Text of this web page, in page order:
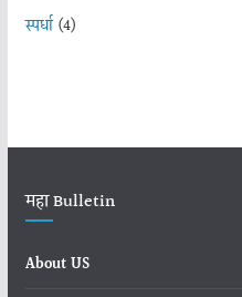
स्पर्धा(4)
महा Bulletin
About US